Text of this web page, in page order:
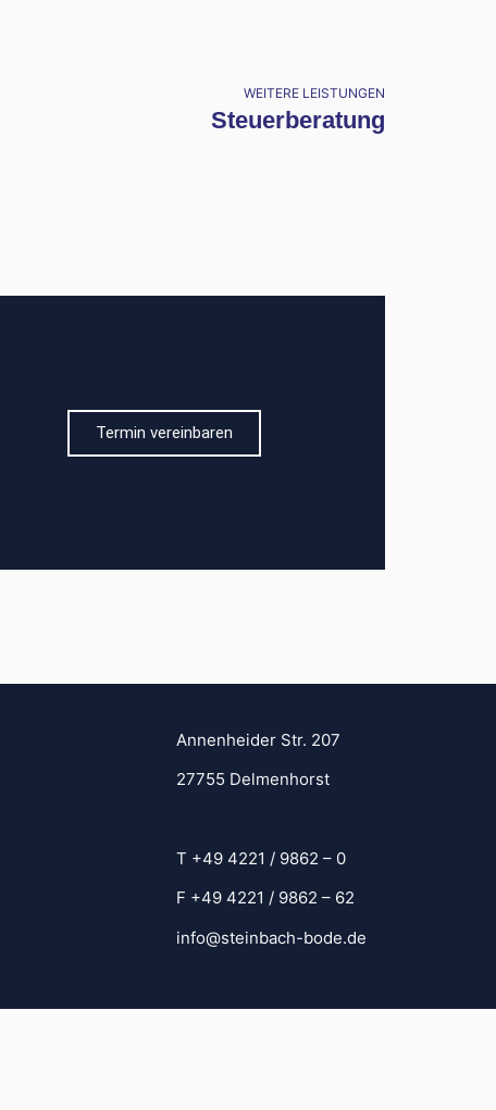
WEITERE LEISTUNGEN
Steuerberatung
Termin vereinbaren
Annenheider Str. 207
27755 Delmenhorst
T +49 4221 / 9862 – 0
F +49 4221 / 9862 – 62
info@steinbach-bode.de